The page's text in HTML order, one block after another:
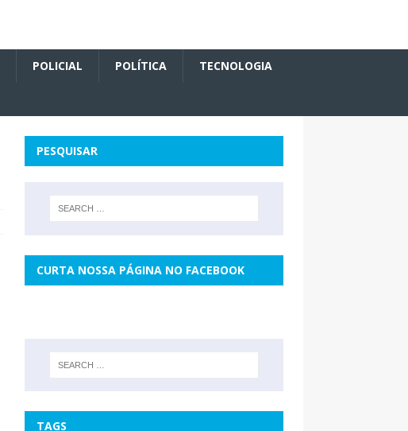
POLICIAL POLÍTICA TECNOLOGIA
PESQUISAR
CURTA NOSSA PÁGINA NO FACEBOOK
TAGS